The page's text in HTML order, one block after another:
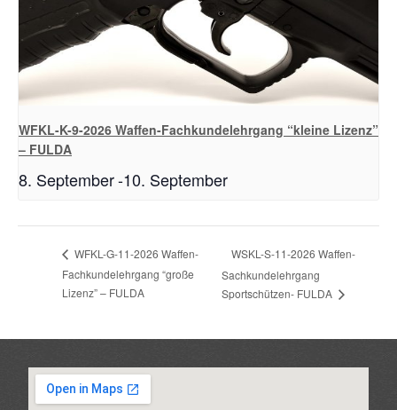
WFKL-K-9-2026 Waffen-Fachkundelehrgang “kleine Lizenz”
– FULDA
8. September-10. September
WFKL-G-11-2026 Waffen-
Fachkundelehrgang “große
Lizenz” – FULDA
WSKL-S-11-2026 Waffen-
Sachkundelehrgang
Sportschützen- FULDA